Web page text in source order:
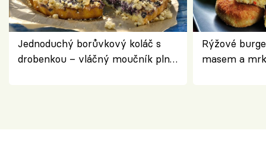
Jednoduchý borůvkový koláč s
drobenkou – vláčný moučník plný
Rýžové
masem a